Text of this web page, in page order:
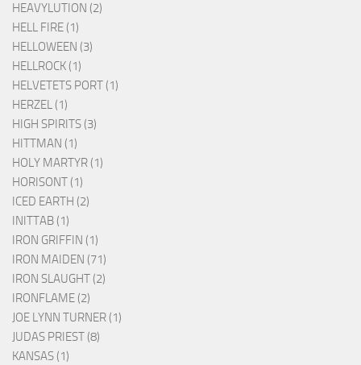
HEAVYLUTION (2)
HELL FIRE (1)
HELLOWEEN (3)
HELLROCK (1)
HELVETETS PORT (1)
HERZEL (1)
HIGH SPIRITS (3)
HITTMAN (1)
HOLY MARTYR (1)
HORISONT (1)
ICED EARTH (2)
INITTAB (1)
IRON GRIFFIN (1)
IRON MAIDEN (71)
IRON SLAUGHT (2)
IRONFLAME (2)
JOE LYNN TURNER (1)
JUDAS PRIEST (8)
KANSAS (1)